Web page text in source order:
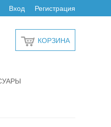
Регистрация
Вход
КОРЗИНА